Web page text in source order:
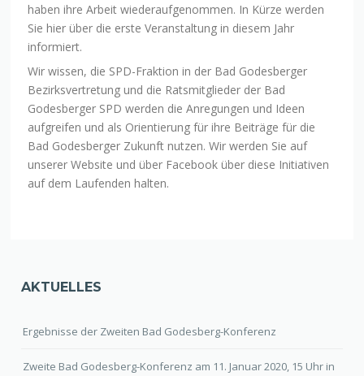
haben ihre Arbeit wiederaufgenommen. In Kürze werden
Sie hier über die erste Veranstaltung in diesem Jahr
informiert.
Wir wissen, die SPD-Fraktion in der Bad Godesberger
Bezirksvertretung und die Ratsmitglieder der Bad
Godesberger SPD werden die Anregungen und Ideen
aufgreifen und als Orientierung für ihre Beiträge für die
Bad Godesberger Zukunft nutzen. Wir werden Sie auf
unserer Website und über Facebook über diese Initiativen
auf dem Laufenden halten.
AKTUELLES
Ergebnisse der Zweiten Bad Godesberg-Konferenz
Zweite Bad Godesberg-Konferenz am 11. Januar 2020, 15 Uhr in